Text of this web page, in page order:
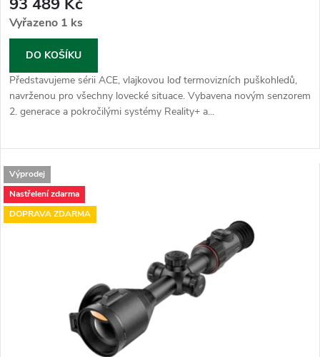
93 489 Kč
Vyřazeno 1 ks
DO KOŠÍKU
Představujeme sérii ACE, vlajkovou loď termovizních puškohledů,
navrženou pro všechny lovecké situace. Vybavena novým senzorem
2. generace a pokročilými systémy Reality+ a...
Výprodej
Nastřelení zdarma
DOPRAVA ZDARMA